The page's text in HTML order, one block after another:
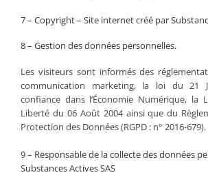
7 – Copyright – Site internet créé par
8 – Gestion des données personnelles.
Les visiteurs sont informés des
communication marketing, la loi du 21
confiance dans l’Économie Numérique, la
Liberté du 06 Août 2004 ainsi que du
Protection des Données (RGPD : n° 2016-679).
9 – Responsable de la collecte des données
Substances Actives SAS